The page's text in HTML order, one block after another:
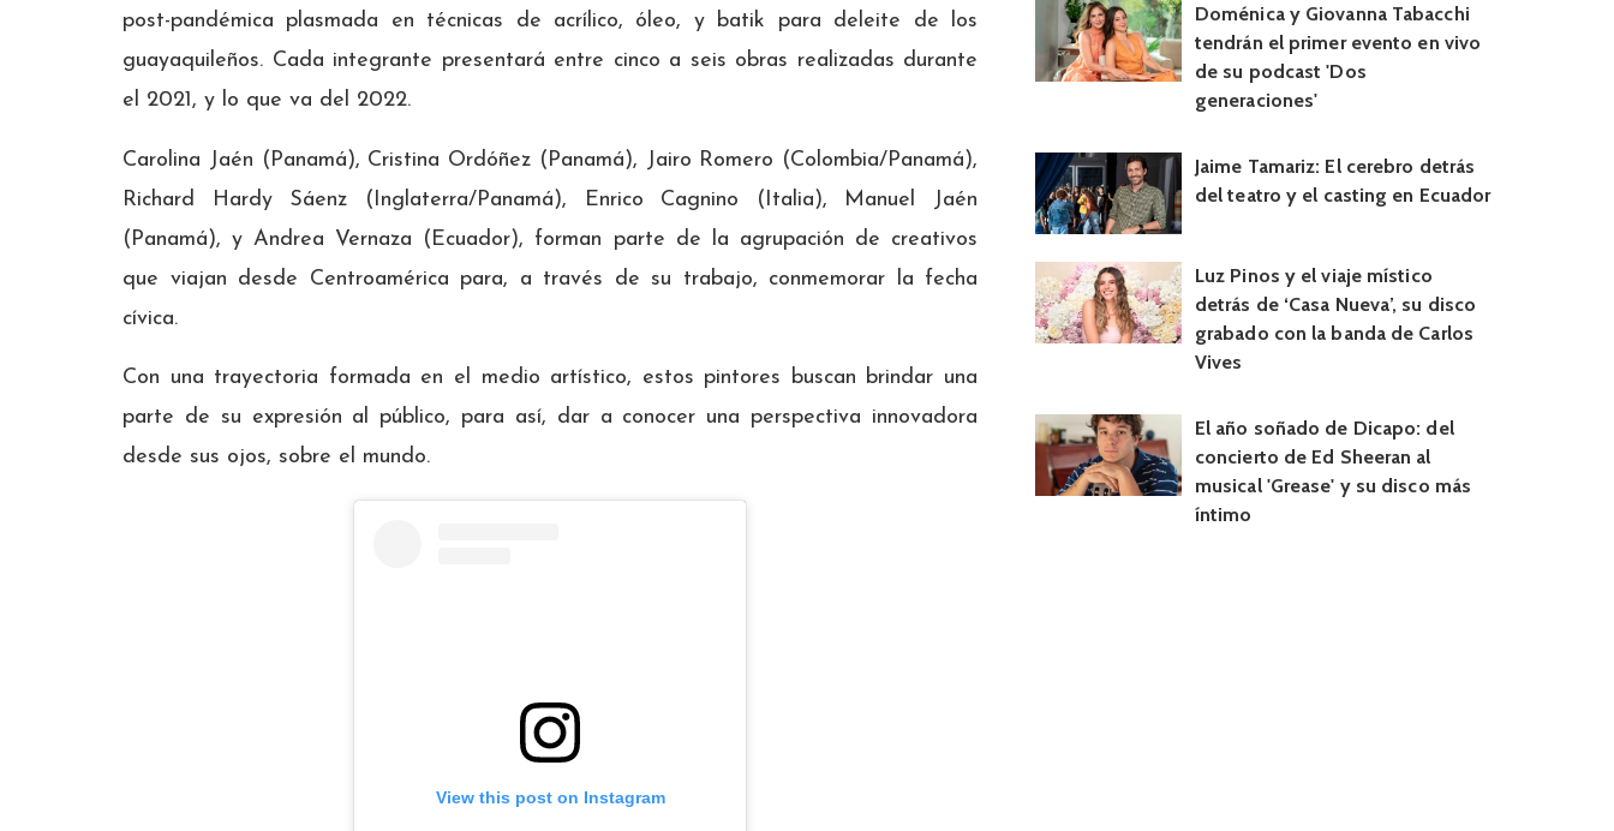
post-pandémica plasmada en técnicas de acrílico, óleo, y batik para deleite de los
guayaquileños. Cada integrante presentará entre cinco a seis obras realizadas durante
el 2021, y lo que va del 2022.
Carolina Jaén (Panamá), Cristina Ordóñez (Panamá), Jairo Romero (Colombia/Panamá),
Richard Hardy Sáenz (Inglaterra/Panamá), Enrico Cagnino (Italia), Manuel Jaén
(Panamá), y Andrea Vernaza (Ecuador), forman parte de la agrupación de creativos
que viajan desde Centroamérica para, a través de su trabajo, conmemorar la fecha
cívica.
Con una trayectoria formada en el medio artístico, estos pintores buscan brindar una
parte de su expresión al público, para así, dar a conocer una perspectiva innovadora
desde sus ojos, sobre el mundo.
View this post on Instagram
Doménica y Giovanna Tabacchi
tendrán el primer evento en vivo
de su podcast 'Dos
generaciones'
Jaime Tamariz: El cerebro detrás
del teatro y el casting en Ecuador
Luz Pinos y el viaje místico
detrás de ‘Casa Nueva’, su disco
grabado con la banda de Carlos
Vives
El año soñado de Dicapo: del
concierto de Ed Sheeran al
musical 'Grease' y su disco más
íntimo